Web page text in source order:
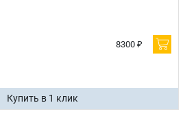
8300 ₽
Купить в 1 клик